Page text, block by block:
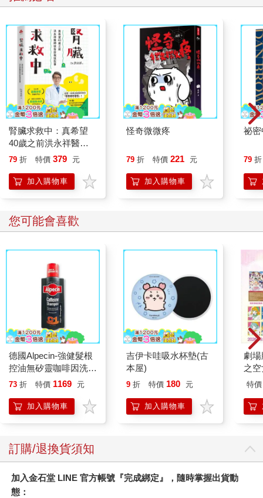
腎臟求救中：真希望
40歲之前洪永祥醫師
就告訴我這些事
79 折 特價 379 元
加入購物車
怪奇微微疼
79 折 特價 221 元
加入購物車
祕
79 折
您可能會喜歡
德國Alpecin-強健髮根
控油無矽靈咖啡因洗髮
凝露375ml/瓶-C1強健
調理頭皮洗髮液/0矽靈
滋潤洗頭髮水/一般髮
73 折 特價 1169 元
加入購物車
吉伊卡哇吸水杯墊(古
本屋)
9 折 特價 180 元
加入購物車
劇
之
樂
特價
訂購/退換貨須知
加入金石堂 LINE 官方帳號『完成綁定』，隨時掌握出貨動
態：